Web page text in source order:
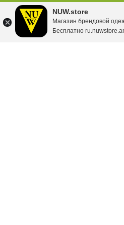
NUW.store
Магазин брендовой
Бесплатно